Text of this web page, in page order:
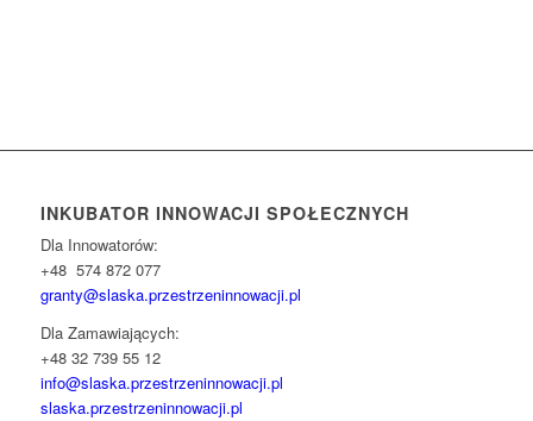
INKUBATOR INNOWACJI SPOŁECZNYCH
Dla Innowatorów:
+48 574 872 077
granty@slaska.przestrzeninnowacji.pl
Dla Zamawiających:
+48 32 739 55 12
info@slaska.przestrzeninnowacji.pl
slaska.przestrzeninnowacji.pl